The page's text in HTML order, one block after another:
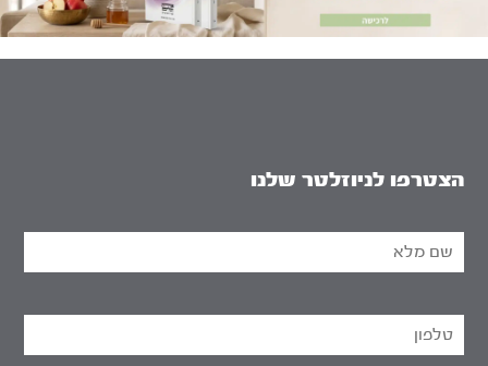
הצטרפו לניוזלטר שלנו